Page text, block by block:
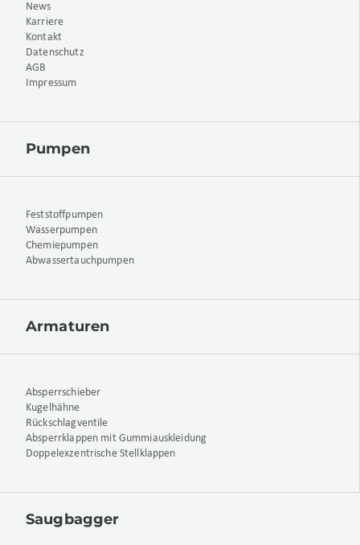
News
Karriere
Kontakt
Datenschutz
AGB
Impressum
Pumpen
Feststoffpumpen
Wasserpumpen
Chemiepumpen
Abwassertauchpumpen
Armaturen
Absperrschieber
Kugelhähne
Rückschlagventile
Absperrklappen mit Gummiauskleidung
Doppelexzentrische Stellklappen
Saugbagger